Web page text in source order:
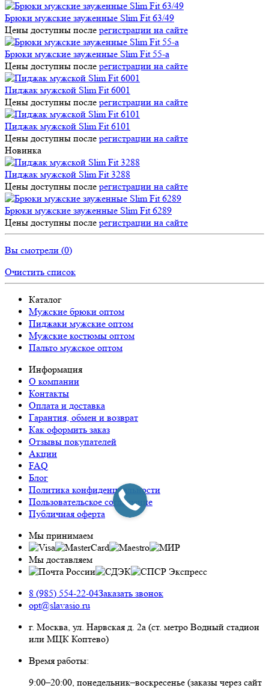
Брюки мужские зауженные Slim Fit 63/49
Цены доступны после регистрации на сайте
Брюки мужские зауженные Slim Fit 55-a
Цены доступны после регистрации на сайте
Пиджак мужской Slim Fit 6001
Цены доступны после регистрации на сайте
Пиджак мужской Slim Fit 6101
Цены доступны после регистрации на сайте
Новинка
Пиджак мужской Slim Fit 3288
Цены доступны после регистрации на сайте
Брюки мужские зауженные Slim Fit 6289
Цены доступны после регистрации на сайте
Вы смотрели (0)
Очистить список
Каталог
Мужские брюки оптом
Пиджаки мужские оптом
Мужские костюмы оптом
Пальто мужское оптом
Информация
О компании
Контакты
Оплата и доставка
Гарантия, обмен и возврат
Как оформить заказ
Отзывы покупателей
Акции
FAQ
Блог
Политика конфиденциальности
Пользовательское соглашение
Публичная оферта
Мы принимаем
Мы доставляем
8 (985) 554-22-04Заказать звонок
opt@slavasio.ru
г. Москва, ул. Нарвская д. 2а (ст. метро Водный стадион
или МЦК Коптево)
Время работы:
9:00–20:00, понедельник–воскресенье (заказы через сайт